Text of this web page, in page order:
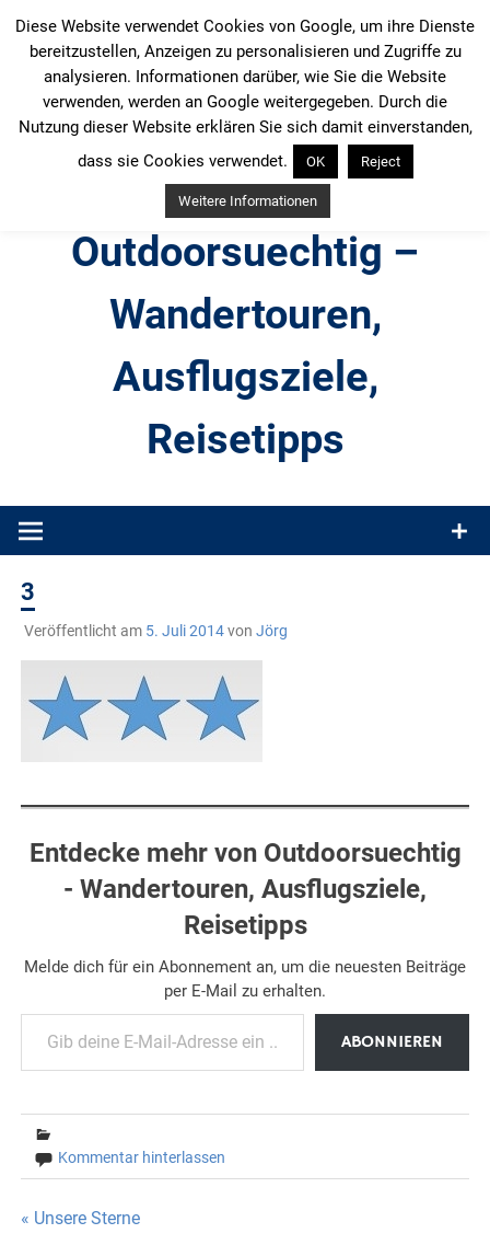
Inhalt
springen
Outdoorsuechtig –
Wandertouren,
Ausflugsziele,
Reisetipps
Produkttests und Buchrezensionen. Ein Blog für alle, die gern
3
Veröffentlicht am 5. Juli 2014von Jörg
Entdecke mehr von Outdoorsuechtig
- Wandertouren, Ausflugsziele,
Reisetipps
Melde dich für ein Abonnement an, um die neuesten Beiträge
per E-Mail zu erhalten.
Gib deine E-Mail-Adresse ein ...
ABONNIEREN
Kommentar hinterlassen
Beitragsnavigation
« Unsere Sterne
Diese Website verwendet Cookies von Google, um ihre Dienste
bereitzustellen, Anzeigen zu personalisieren und Zugriffe zu
analysieren. Informationen darüber, wie Sie die Website
verwenden, werden an Google weitergegeben. Durch die
Nutzung dieser Website erklären Sie sich damit einverstanden,
dass sie Cookies verwendet.
OK Reject
Weitere Informationen